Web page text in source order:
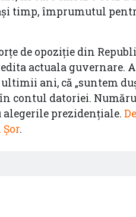
timp, împrumutul
de opoziție din
actuala guvernare.
ani, că „suntem
contul datoriei.
prezidențiale.
.